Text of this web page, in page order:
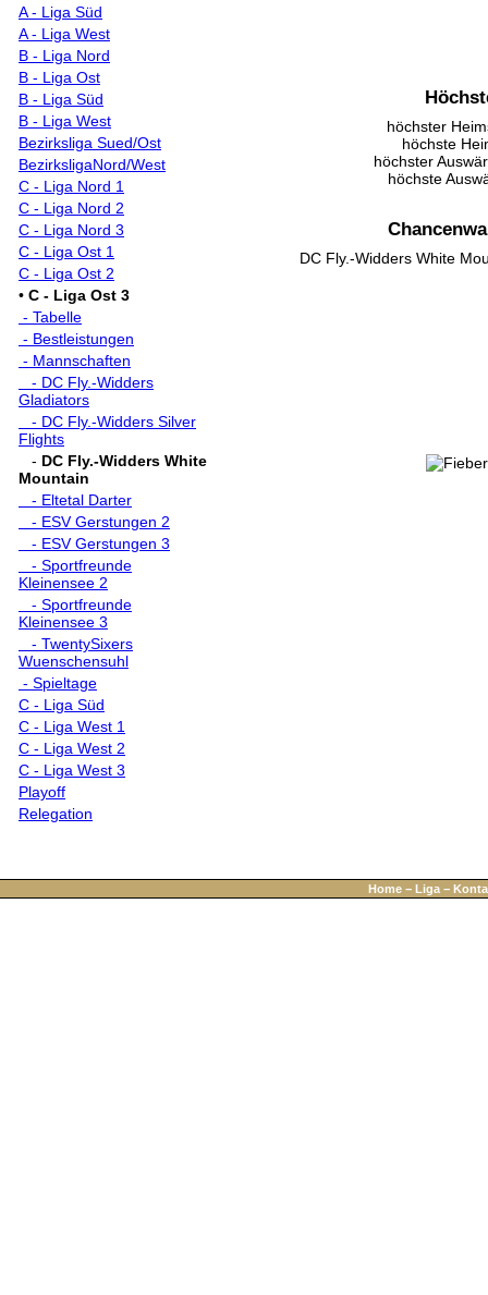
A - Liga Süd
A - Liga West
B - Liga Nord
B - Liga Ost
B - Liga Süd
B - Liga West
Bezirksliga Sued/Ost
BezirksligaNord/West
C - Liga Nord 1
C - Liga Nord 2
C - Liga Nord 3
C - Liga Ost 1
C - Liga Ost 2
• C - Liga Ost 3
- Tabelle
- Bestleistungen
- Mannschaften
- DC Fly.-Widders
Gladiators
- DC Fly.-Widders Silver
Flights
- DC Fly.-Widders White
Mountain
- Eltetal Darter
- ESV Gerstungen 2
- ESV Gerstungen 3
- Sportfreunde
Kleinensee 2
- Sportfreunde
Kleinensee 3
- TwentySixers
Wuenschensuhl
- Spieltage
C - Liga Süd
C - Liga West 1
C - Liga West 2
C - Liga West 3
Playoff
Relegation
höchster
höchste
höchster
höchste
DC Fly.-Widders White
Home − Liga −